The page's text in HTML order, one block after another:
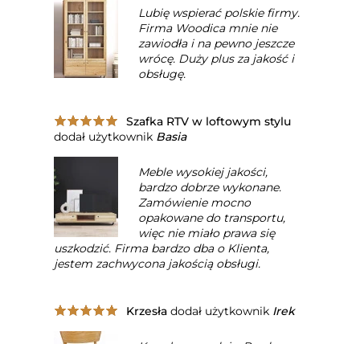
Lubię wspierać polskie firmy.
Firma Woodica mnie nie
zawiodła i na pewno jeszcze
wrócę. Duży plus za jakość i
obsługę.
Szafka RTV w loftowym stylu
dodał użytkownik Basia
Meble wysokiej jakości,
bardzo dobrze wykonane.
Zamówienie mocno
opakowane do transportu,
więc nie miało prawa się
uszkodzić. Firma bardzo dba o Klienta,
jestem zachwycona jakością obsługi.
Krzesładodał użytkownik Irek